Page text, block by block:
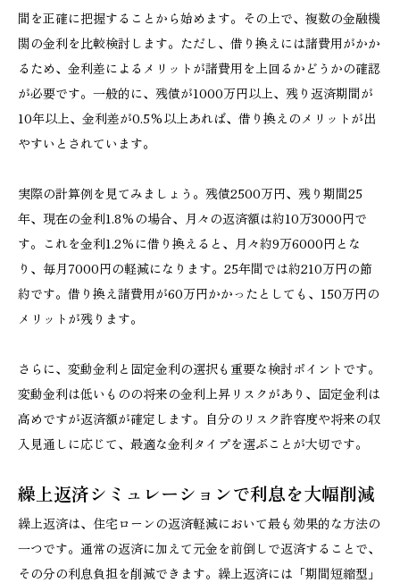
間を正確に把握することから始めます。その上で、複数の金融機
関の金利を比較検討します。ただし、借り換えには諸費用がかか
るため、金利差によるメリットが諸費用を上回るかどうかの確認
が必要です。一般的に、残債が1000万円以上、残り返済期間が
10年以上、金利差が0.5%以上あれば、借り換えのメリットが出
やすいとされています。
実際の計算例を見てみましょう。残債2500万円、残り期間25
年、現在の金利1.8%の場合、月々の返済額は約10万3000円で
す。これを金利1.2%に借り換えると、月々約9万6000円とな
り、毎月7000円の軽減になります。25年間では約210万円の節
約です。借り換え諸費用が60万円かかったとしても、150万円の
メリットが残ります。
さらに、変動金利と固定金利の選択も重要な検討ポイントです。
変動金利は低いものの将来の金利上昇リスクがあり、固定金利は
高めですが返済額が確定します。自分のリスク許容度や将来の収
入見通しに応じて、最適な金利タイプを選ぶことが大切です。
繰上返済シミュレーションで利息を大幅削減
繰上返済は、住宅ローンの返済軽減において最も効果的な方法の
一つです。通常の返済に加えて元金を前倒しで返済することで、
その分の利息負担を削減できます。繰上返済には「期間短縮型」